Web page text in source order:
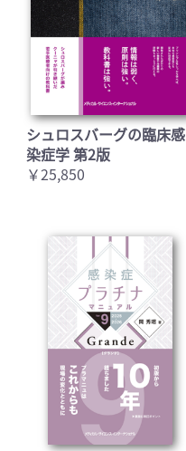
シュロスバーグの臨床感
染症学 第2版
￥25,850